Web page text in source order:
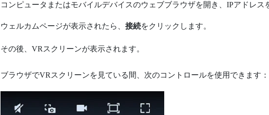
コンピュータまたはモバイルデバイスのウェブブラウザを開き、IPアドレス
ウェルカムページが表示されたら、 接続をクリックします。
その後、VRスクリーンが表示されます。
ブラウザでVRスクリーンを見ている間、次のコントロールを使用できます：